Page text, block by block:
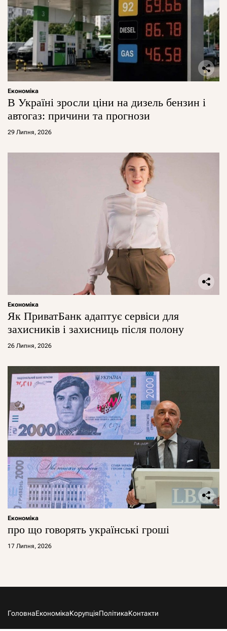
Економіка
В Україні зросли ціни на дизель бензин і
автогаз: причини та прогнози
29 Липня, 2026
Економіка
Як ПриватБанк адаптує сервіси для
захисників і захисниць після полону
26 Липня, 2026
Економіка
про що говорять українські гроші
17 Липня, 2026
ГоловнаЕкономікаКорупціяПолітикаКонтакти